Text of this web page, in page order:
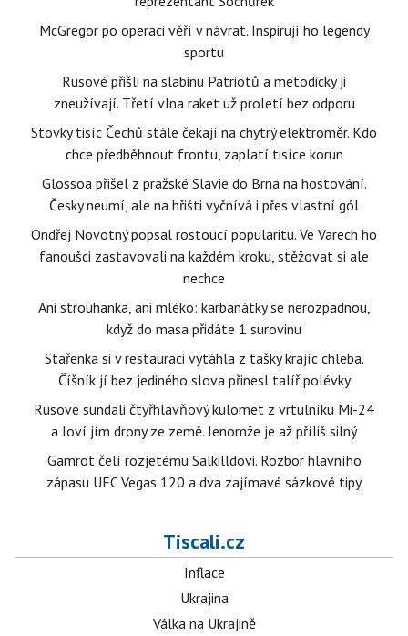
McGregor po operaci věří v návrat. Inspirují ho legendy
sportu
Rusové přišli na slabinu Patriotů a metodicky ji
zneužívají. Třetí vlna raket už proletí bez odporu
Stovky tisíc Čechů stále čekají na chytrý elektroměr. Kdo
chce předběhnout frontu, zaplatí tisíce korun
Glossoa přišel z pražské Slavie do Brna na hostování.
Česky neumí, ale na hřišti vyčnívá i přes vlastní gól
Ondřej Novotný popsal rostoucí popularitu. Ve Varech ho
fanoušci zastavovali na každém kroku, stěžovat si ale
nechce
Ani strouhanka, ani mléko: karbanátky se nerozpadnou,
když do masa přidáte 1 surovinu
Stařenka si v restauraci vytáhla z tašky krajíc chleba.
Číšník jí bez jediného slova přinesl talíř polévky
Rusové sundali čtyřhlavňový kulomet z vrtulníku Mi-24
a loví jím drony ze země. Jenomže je až příliš silný
Gamrot čelí rozjetému Salkilldovi. Rozbor hlavního
zápasu UFC Vegas 120 a dva zajímavé sázkové tipy
Tiscali.cz
Inflace
Ukrajina
Válka na Ukrajině